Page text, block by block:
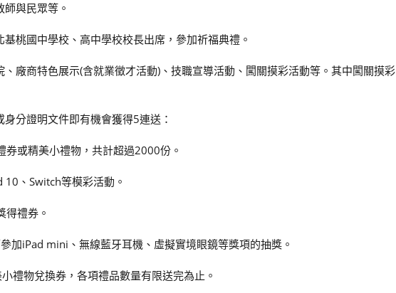
與民眾等。
桃國中學校、高中學校校長出席，參加祈福典禮。
廠商特色展示(含就業徵才活動)、技職宣導活動、闖關摸彩活動等。其中闖關摸彩
分證明文件即有機會獲得5連送：
或精美小禮物，共計超過2000份。
、Switch等模彩活動。
得禮券。
加iPad mini、無線藍牙耳機、虛擬實境眼鏡等獎項的抽獎。
禮物兌換券，各項禮品數量有限送完為止。